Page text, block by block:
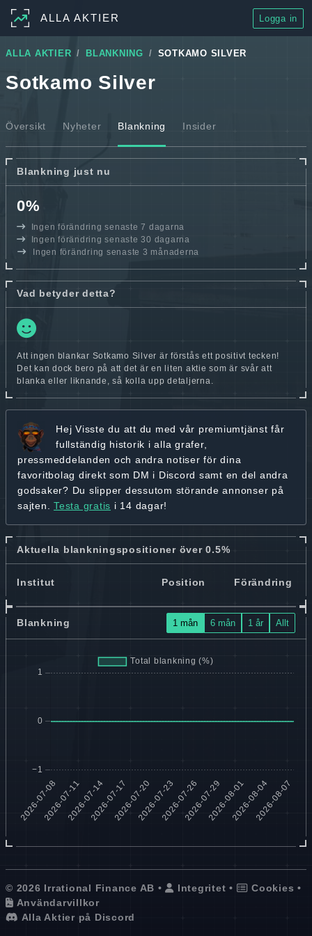
ALLA AKTIER Logga in
ALLA AKTIER BLANKNING SOTKAMO SILVER
Sotkamo Silver
Översikt Nyheter Blankning Insider
Blankning just nu
0%
Ingen förändring senaste 7 dagarna
Ingen förändring senaste 30 dagarna
Ingen förändring senaste 3 månaderna
Vad betyder detta?
Att ingen blankar Sotkamo Silver är förstås ett positivt tecken!
Det kan dock bero på att det är en liten aktie som är svår att
blanka eller liknande, så kolla upp detaljerna.
Hej Visste du att du med vår premiumtjänst får
fullständig historik i alla grafer,
pressmeddelanden och andra notiser för dina
favoritbolag direkt som DM i Discord samt en del andra
godsaker? Du slipper dessutom störande annonser på
sajten. Testa gratis i 14 dagar!
Aktuella blankningspositioner över 0.5%
Institut Position Förändring
Blankning 1 mån 6 mån 1 år Allt
© 2026 Irrational Finance AB • Integritet • Cookies •
Användarvillkor
Alla Aktier på Discord